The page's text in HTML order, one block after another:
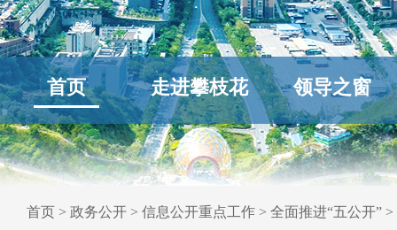
首页 走进攀枝花 领导之窗
首页 > 政务公开 > 信息公开重点工作 > 全面推进“五公开” >